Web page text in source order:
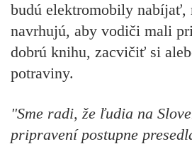
budú elektromobily nabíjať,
navrhujú, aby vodiči mali
dobrú knihu, zacvičiť si
potraviny.
"Sme radi, že ľudia na
pripravení postupne